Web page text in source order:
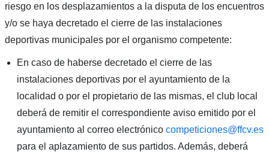
riesgo en los desplazamientos a la disputa de los encuentros
y/o se haya decretado el cierre de las instalaciones
deportivas municipales por el organismo competente:
En caso de haberse decretado el cierre de las
instalaciones deportivas por el ayuntamiento de la
localidad o por el propietario de las mismas, el club local
deberá de remitir el correspondiente aviso emitido por el
ayuntamiento al correo electrónico competiciones@ffcv.es
para el aplazamiento de sus partidos. Además, deberá